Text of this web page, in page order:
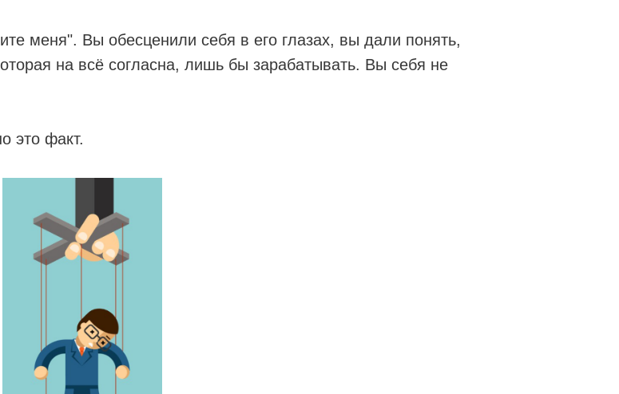
меня". Вы обесценили себя в его глазах, вы дали понять,
на всё согласна, лишь бы зарабатывать. Вы себя не
это факт.